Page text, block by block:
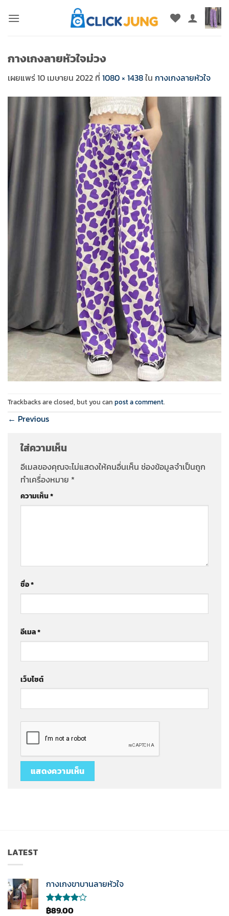
กางเกงลายหัวใจม่วง
เผยแพร่10 เมษายน 2022 ที่ 1080 × 1438ใน กางเกงลายหัวใจ
Trackbacks are closed, but you can post a comment.
← Previous
ใส่ความเห็น
อีเมลของคุณจะไม่แสดงให้คนอื่นเห็น ช่องข้อมูลจำเป็นถูก
ทำเครื่องหมาย *
ความเห็น*
ชื่อ*
อีเมล*
เว็บไซต์
LATEST
กางเกงขาบานลายหัวใจ
ให้
฿89.00